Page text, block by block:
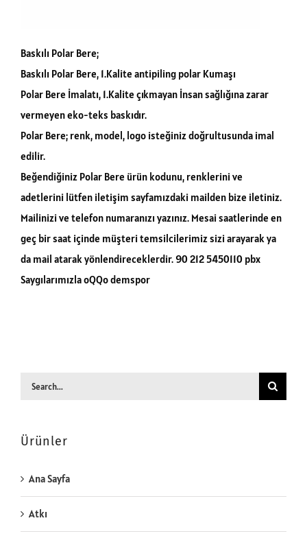
Baskılı Polar Bere;
Baskılı Polar Bere, 1.Kalite antipiling polar Kumaşı
Polar Bere İmalatı, 1.Kalite çıkmayan İnsan sağlığına zarar
vermeyen eko-teks baskıdır.
Polar Bere; renk, model, logo isteğiniz doğrultusunda imal
edilir.
Beğendiğiniz Polar Bere ürün kodunu, renklerini ve
adetlerini lütfen iletişim sayfamızdaki mailden bize iletiniz.
Mailinizi ve telefon numaranızı yazınız. Mesai saatlerinde en
geç bir saat içinde müşteri temsilcilerimiz sizi arayarak ya
da mail atarak yönlendireceklerdir. 90 212 5450110 pbx
Saygılarımızla oQQo demspor
Search
Ürünler
Ana Sayfa
Atkı